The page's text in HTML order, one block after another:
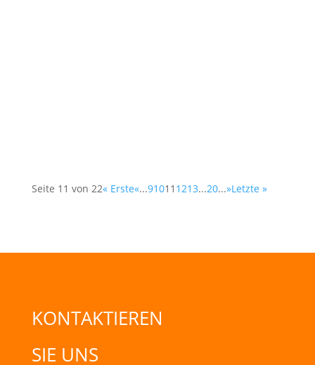
Seite 11 von 22« Erste«...91011 1213...20...»Letzte »
KONTAKTIEREN
SIE UNS